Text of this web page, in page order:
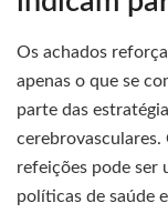
Os achados
apenas o que se
parte das
refeições pode ser
políticas de saúde